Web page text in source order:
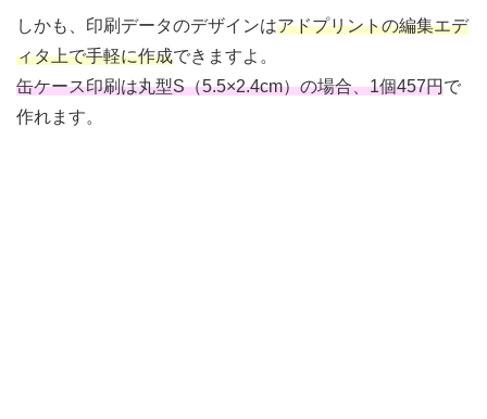
しかも、印刷データのデザインはアドプリントの編集エデ
ィタ上で手軽に作成できますよ。
缶ケース印刷は丸型S（5.5×2.4cm）の場合、1個457円で
作れます。